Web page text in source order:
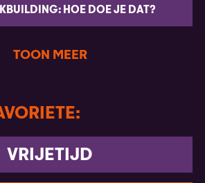
HOE DOE JE DAT?
TOON MEER
VRIJETIJD